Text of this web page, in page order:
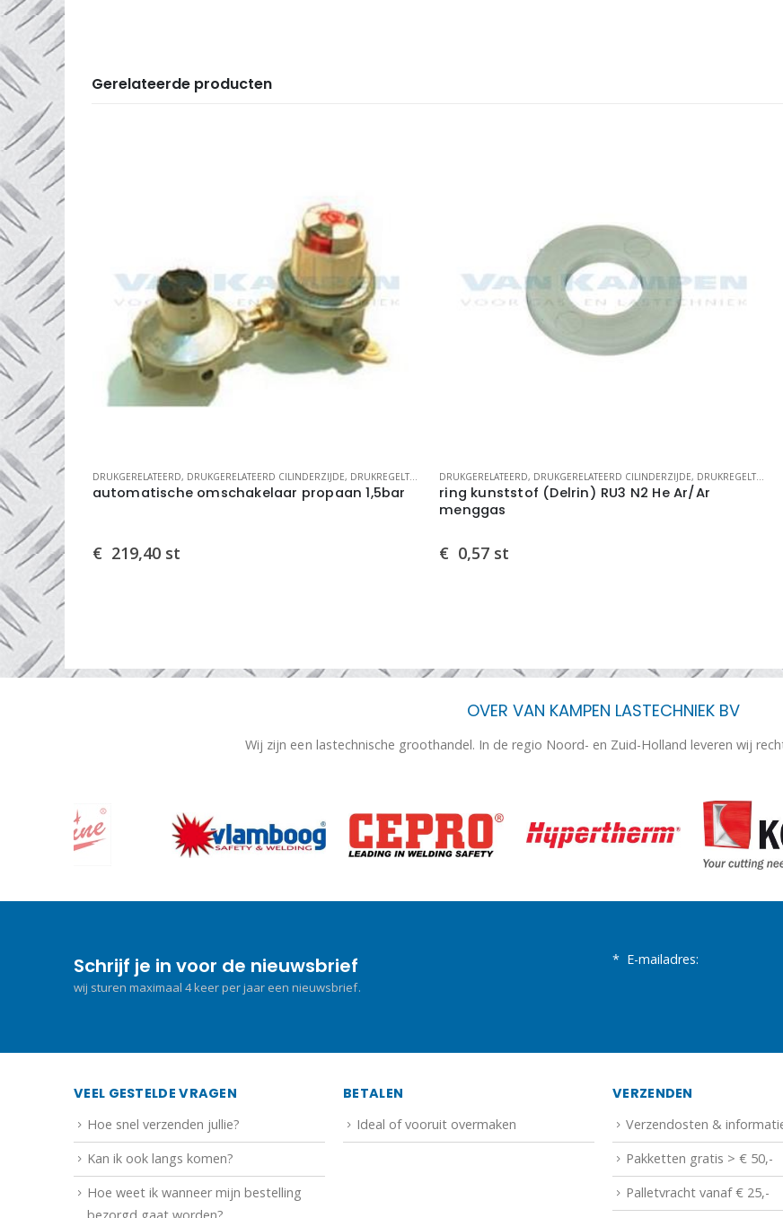
Gerelateerde producten
DRUKREGELTECHNIEK DRUKGERELATEERD, DRUKGERELATEERD CILINDERZIJDE, DRUKREGELTECHNIEK
automatische omschakelaar propaan 1,5bar
€ 219,40 st
DRUKGERELATEERD, DRUKGERELATEERD CILINDERZIJDE, DRUKREGELTECHNIEK
ring kunststof (Delrin) RU3 N2 He Ar/Ar
menggas
€ 0,57 st
OVER VAN KAMPEN LASTECHNIEK BV
Wij zijn een lastechnische groothandel. In de regio Noord- en Zuid-Holland leveren wij
Schrijf je in voor de nieuwsbrief
wij sturen maximaal 4 keer per jaar een nieuwsbrief.
* E-mailadres:
VEEL GESTELDE VRAGEN
Hoe snel verzenden jullie?
Kan ik ook langs komen?
Hoe weet ik wanneer mijn bestelling
BETALEN
Ideal of vooruit overmaken
VERZENDEN
Verzendosten &
Pakketten gratis > € 50,-
Palletvracht vanaf € 25,-